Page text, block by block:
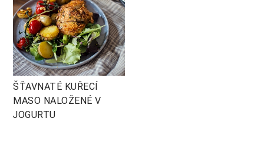
ŠŤAVNATÉ KUŘECÍ
MASO NALOŽENÉ V
JOGURTU